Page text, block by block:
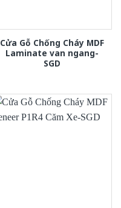
Cửa Gỗ Chống Cháy MDF
Laminate van ngang-
SGD